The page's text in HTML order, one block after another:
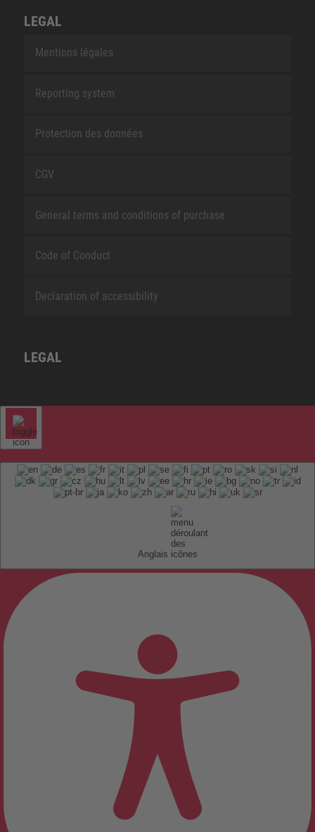
LEGAL
Mentions légales
Reporting system
Protection des données
CGV
General terms and conditions of purchase
Code of Conduct
Declaration of accessibility
LEGAL
Anglais